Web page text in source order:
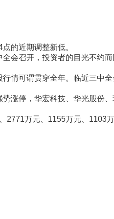
的近期调整新低。
会召开，投资者的目光不约而
情可谓贯穿全年。临近三中
涨停，华宏科技、华光股份
万元、1155万元、1103